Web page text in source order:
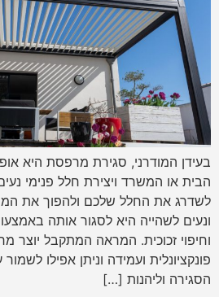
בעידן המודרני, סגירת מרפסת היא
הבית או המשרד ויצירת חלל פנימי
לשדרג את החלל שלכם ולהפוך את
ונעים לשהייה היא לסגור אותה
וחיפוי זכוכית. המראה המתקבל יוצר
פונקציונלית ועמידה וניתן אפילו
הסגירה וליהנות […]